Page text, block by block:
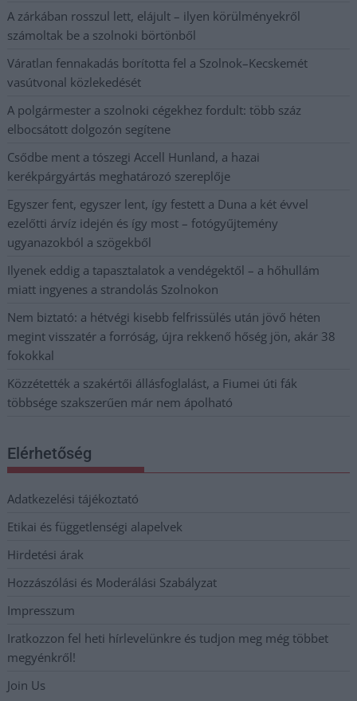
A zárkában rosszul lett, elájult – ilyen körülményekről
számoltak be a szolnoki börtönből
Váratlan fennakadás borította fel a Szolnok–Kecskemét
vasútvonal közlekedését
A polgármester a szolnoki cégekhez fordult: több száz
elbocsátott dolgozón segítene
Csődbe ment a tószegi Accell Hunland, a hazai
kerékpárgyártás meghatározó szereplője
Egyszer fent, egyszer lent, így festett a Duna a két évvel
ezelőtti árvíz idején és így most – fotógyűjtemény
ugyanazokból a szögekből
Ilyenek eddig a tapasztalatok a vendégektől – a hőhullám
miatt ingyenes a strandolás Szolnokon
Nem biztató: a hétvégi kisebb felfrissülés után jövő héten
megint visszatér a forróság, újra rekkenő hőség jön, akár 38
fokokkal
Közzétették a szakértői állásfoglalást, a Fiumei úti fák
többsége szakszerűen már nem ápolható
Elérhetőség
Adatkezelési tájékoztató
Etikai és függetlenségi alapelvek
Hirdetési árak
Hozzászólási és Moderálási Szabályzat
Impresszum
Iratkozzon fel heti hírlevelünkre és tudjon meg még többet
megyénkről!
Join Us